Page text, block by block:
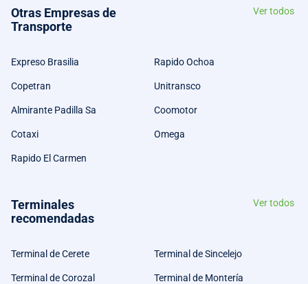
Otras Empresas de
Transporte
Ver todos
Expreso Brasilia Rapido Ochoa
Copetran Unitransco
Almirante Padilla Sa Coomotor
Cotaxi Omega
Rapido El Carmen
Terminales
recomendadas
Ver todos
Terminal de Cerete Terminal de Sincelejo
Terminal de Corozal Terminal de Montería